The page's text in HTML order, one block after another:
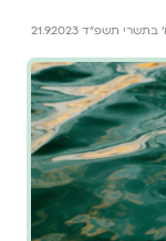
ו׳ בתשרי תשפ״ד 21.9.2023